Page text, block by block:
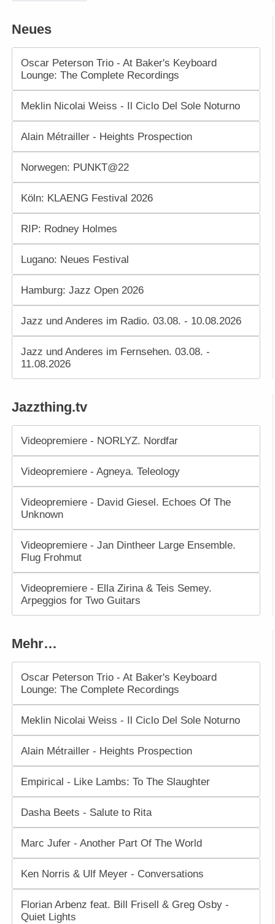
Neues
Oscar Peterson Trio - At Baker's Keyboard
Lounge: The Complete Recordings
Meklin Nicolai Weiss - Il Ciclo Del Sole Noturno
Alain Métrailler - Heights Prospection
Norwegen: PUNKT@22
Köln: KLAENG Festival 2026
RIP: Rodney Holmes
Lugano: Neues Festival
Hamburg: Jazz Open 2026
Jazz und Anderes im Radio. 03.08. - 10.08.2026
Jazz und Anderes im Fernsehen. 03.08. -
11.08.2026
Jazzthing.tv
Videopremiere - NORLYZ. Nordfar
Videopremiere - Agneya. Teleology
Videopremiere - David Giesel. Echoes Of The
Unknown
Videopremiere - Jan Dintheer Large Ensemble.
Flug Frohmut
Videopremiere - Ella Zirina & Teis Semey.
Arpeggios for Two Guitars
Mehr…
Oscar Peterson Trio - At Baker's Keyboard
Lounge: The Complete Recordings
Meklin Nicolai Weiss - Il Ciclo Del Sole Noturno
Alain Métrailler - Heights Prospection
Empirical - Like Lambs: To The Slaughter
Dasha Beets - Salute to Rita
Marc Jufer - Another Part Of The World
Ken Norris & Ulf Meyer - Conversations
Florian Arbenz feat. Bill Frisell & Greg Osby -
Quiet Lights